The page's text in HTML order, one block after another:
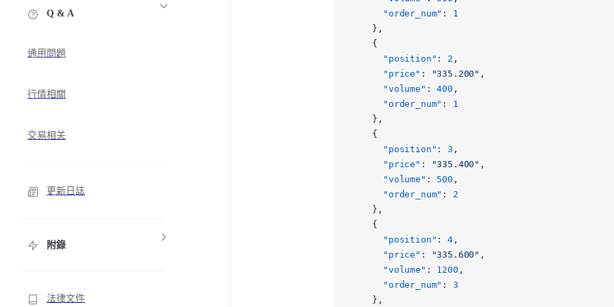
Q & A
通用問題
行情相關
交易相关
更新日誌
附錄
法律文件
      "order_num"
: 1
    },
    {
      "position"
: 2 ,
      "price"
: "335.200" ,
      "volume"
: 400 ,
      "order_num"
: 1
    },
    {
      "position"
: 3 ,
      "price"
: "335.400" ,
      "volume"
: 500 ,
      "order_num"
: 2
    },
    {
      "position"
: 4,
      "price"
: "335.600" ,
      "volume"
: 1200 ,
      "order_num"
: 3
    },